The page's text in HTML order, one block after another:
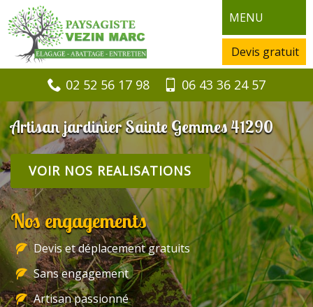
MENU
Devis gratuit
02 52 56 17 98 06 43 36 24 57
Artisan jardinier Sainte Gemmes 41290
VOIR NOS REALISATIONS
Nos engagements
Devis et déplacement gratuits
Sans engagement
Artisan passionné